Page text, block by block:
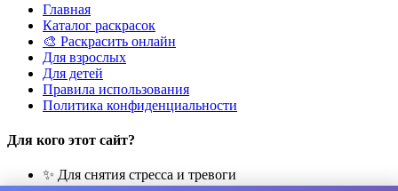
Главная
Каталог раскрасок
🎨 Раскрасить онлайн
Для взрослых
Для детей
Правила использования
Политика конфиденциальности
Для кого этот сайт?
✨ Для снятия стресса и тревоги